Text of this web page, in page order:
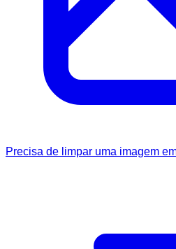
Precisa de limpar uma imagem